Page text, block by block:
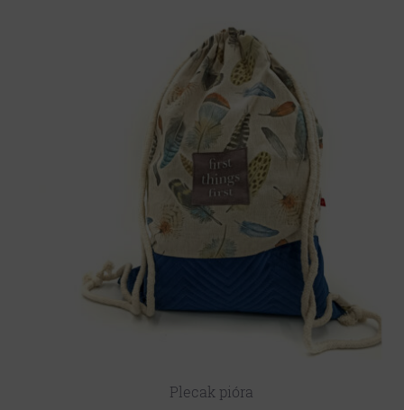
Plecak pióra